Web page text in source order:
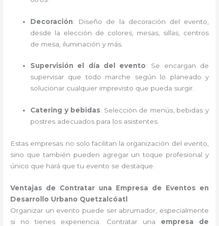
Decoración: Diseño de la decoración del evento,
desde la elección de colores, mesas, sillas, centros
de mesa, iluminación y más.
Supervisión el día del evento: Se encargan de
supervisar que todo marche según lo planeado y
solucionar cualquier imprevisto que pueda surgir.
Catering y bebidas: Selección de menús, bebidas y
postres adecuados para los asistentes.
Estas empresas no solo facilitan la organización del evento,
sino que también pueden agregar un toque profesional y
único que hará que tu evento se destaque.
Ventajas de Contratar una Empresa de Eventos en
Desarrollo Urbano Quetzalcóatl
Organizar un evento puede ser abrumador, especialmente
si no tienes experiencia. Contratar una empresa de